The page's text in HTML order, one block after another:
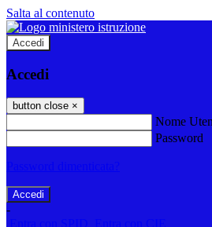
Salta al contenuto
Accedi
Accedi
button close ×
Nome
Password
-